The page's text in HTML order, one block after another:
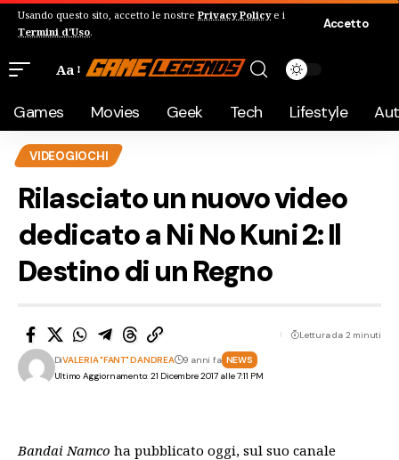
Usando questo sito, accetto le nostre Privacy Policye i
Termini d'Uso.
Accetto
Aa
Games Movies Geek Tech Lifestyle
VIDEOGIOCHI
Rilasciato un nuovo video
dedicato a Ni No Kuni 2: Il
Destino di un Regno
Ultimo Aggiornamento: 21 Dicembre 2017 alle 7:11 PM
DiVALERIA "FANT" DANDREA 9 anni fa NEWS
Lettura da 2 minuti
Bandai Namco ha pubblicato oggi, sul suo canale